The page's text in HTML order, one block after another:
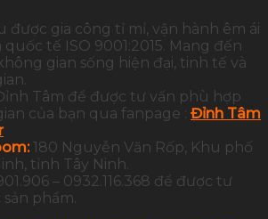
được gia công tỉ mỉ, vận hành êm ái
tế ISO 9001:2015. Mang đến
gian sống hiện đại, tinh tế và
Tâm để được tư vấn phù hợp
của bạn qua fanpage : Đỉnh Tâm
180 Nguyễn Văn Rốp, Khu phố
tỉnh Tây Ninh.
– 0932.116.368 để được tư
phẩm.